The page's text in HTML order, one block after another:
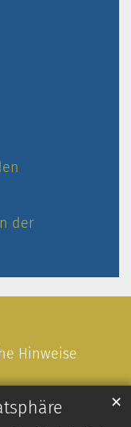
✕
der
Hinweise